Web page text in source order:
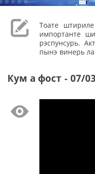
Тоате
импортанте
рэспунсурь.
пынэ винерь
Кум а фост - 07/